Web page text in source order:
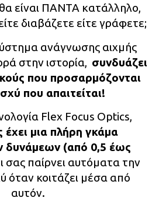
είναι ΠΑΝΤΑ κατάλληλο,
διαβάζετε είτε γράφετε;
ανάγνωσης αιχμής
στην ιστορία, συνδυάζει
που προσαρμόζονται
που απαιτείται!
Flex Focus Optics,
έχει μια πλήρη γκάμα
δυνάμεων (από 0,5 έως
σας παίρνει αυτόματα την
όταν κοιτάζει μέσα από
αυτόν.